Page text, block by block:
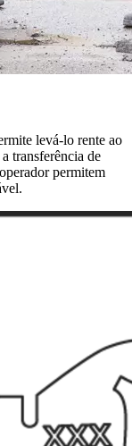
levá-lo rente ao
transferência de
permitem